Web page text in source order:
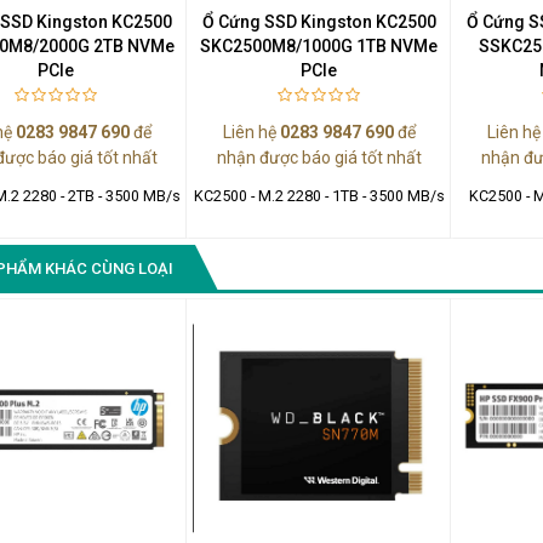
Kingston KC2500
2000G 2TB NVMe
PCIe
0283 9847 690để
báo giá tốt nhất
2280 - 2TB - 3500 MB/s
Ổ Cứng SSD Kingston KC2500
SKC2500M8/1000G 1TB NVMe
PCIe
Liên hệ 0283 9847 690để
nhận được báo giá tốt nhất
KC2500 - M.2 2280 - 1TB - 3500 MB/s
Ổ Cứng
Liên hệ
nhận
KC2500 -
KHÁC CÙNG LOẠI